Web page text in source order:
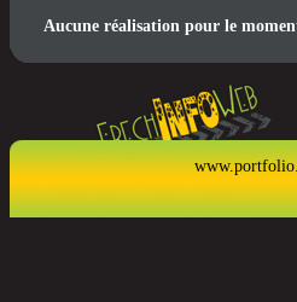
Aucune réalisation pour le